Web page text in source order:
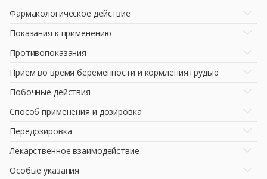
Фармакологическое действие
Показания к применению
Противопоказания
Прием во время беременности и кормления грудью
Побочные действия
Способ применения и дозировка
Передозировка
Лекарственное взаимодействие
Особые указания